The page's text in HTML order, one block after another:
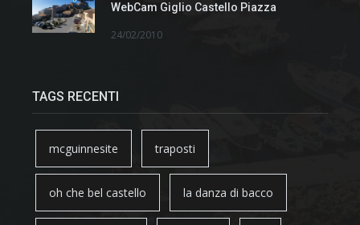
WebCam Giglio Castello Piazza
24/02/2010
TAGS RECENTI
mcguinnesite traposti
oh che bel castello la danza di bacco